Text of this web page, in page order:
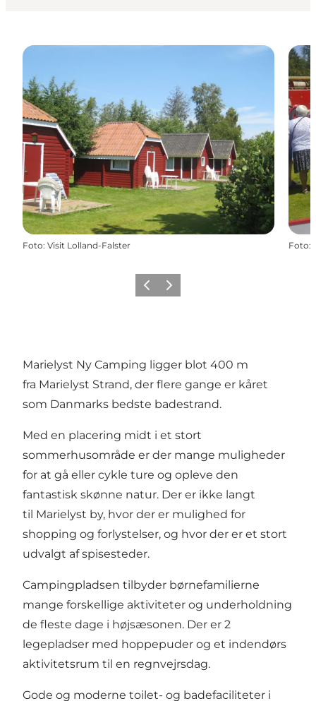
Foto: Visit Lolland-Falster Foto:
ForrigeNæste
Marielyst Ny Camping ligger blot 400 m
fra Marielyst Strand, der flere gange er kåret
som Danmarks bedste badestrand.
Med en placering midt i et stort
sommerhusområde er der mange muligheder
for at gå eller cykle ture og opleve den
fantastisk skønne natur. Der er ikke langt
til Marielyst by, hvor der er mulighed for
shopping og forlystelser, og hvor der er et stort
udvalgt af spisesteder.
Campingpladsen tilbyder børnefamilierne
mange forskellige aktiviteter og underholdning
de fleste dage i højsæsonen. Der er 2
legepladser med hoppepuder og et indendørs
aktivitetsrum til en regnvejrsdag.
Gode og moderne toilet- og badefaciliteter i